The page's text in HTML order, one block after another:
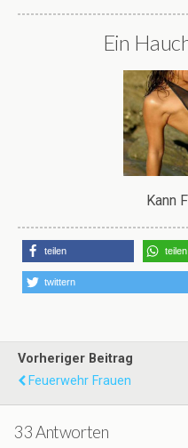
Ein
Kann
teilen teilen
twittern
Vorheriger Beitrag
Feuerwehr Frauen
33 Antworten